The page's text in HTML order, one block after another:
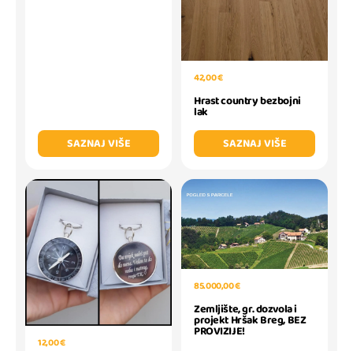
SAZNAJ VIŠE
42,00 €
Hrast country bezbojni
lak
SAZNAJ VIŠE
12,00 €
85.000,00 €
Zemljište, gr. dozvola i
projekt Hršak Breg, BEZ
PROVIZIJE!